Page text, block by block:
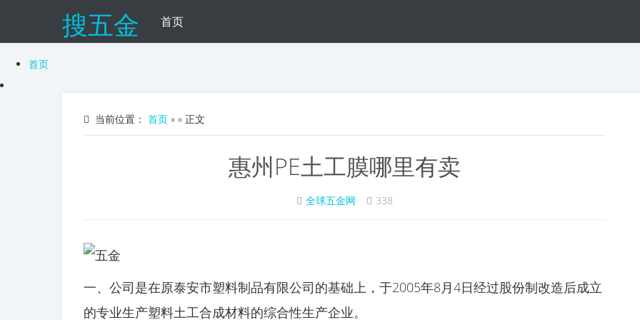
搜五金 首页
首页
当前位置： 首页 » » 正文
惠州PE土工膜哪里有卖
全球五金网 338
一、公司是在原泰安市塑料制品有限公司的基础上，于2005年8月4日经过股份制改造后成立
的专业生产塑料土工合成材料的综合性生产企业。